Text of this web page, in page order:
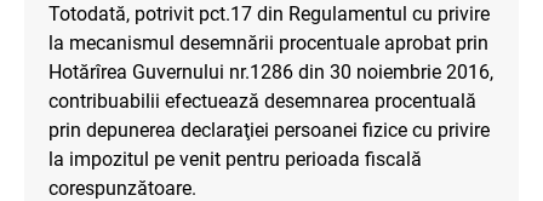
Totodată, potrivit pct.17 din Regulamentul cu privire
la mecanismul desemnării procentuale aprobat prin
Hotărîrea Guvernului nr.1286 din 30 noiembrie 2016,
contribuabilii efectuează desemnarea procentuală
prin depunerea declaraţiei persoanei fizice cu privire
la impozitul pe venit pentru perioada fiscală
corespunzătoare.